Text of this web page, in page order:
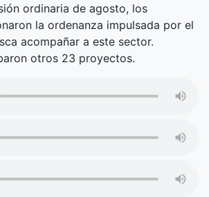
ordinaria de agosto, los
la ordenanza impulsada por el
acompañar a este sector.
otros 23 proyectos.